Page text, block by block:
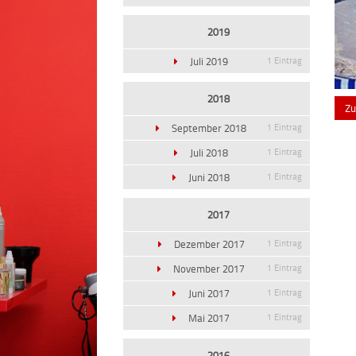
2019
Juli 2019 1 Eintrag
2018
September 2018 1 Eintrag
Juli 2018 1 Eintrag
Juni 2018 1 Eintrag
2017
Dezember 2017 1 Eintrag
November 2017 1 Eintrag
Juni 2017 1 Eintrag
Mai 2017 1 Eintrag